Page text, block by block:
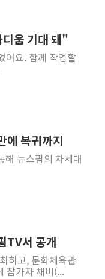
누출, 백린 아닌 무해한 표면
서 불 2시간30여분만에
전파, 송정' 시즌2
째…온열질환·가축 피해
움 기대 돼"
어요. 함께 작업할
에 복귀까지
해 뉴스핌의 차세대
TV서 공개
하고, 문화체육관
참가자 채비(...